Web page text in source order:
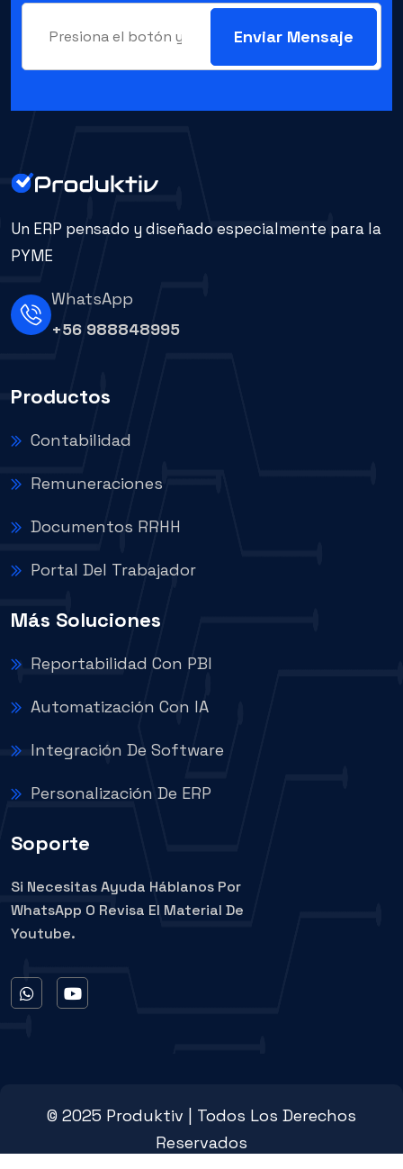
Enviar Mensaje
Un ERP pensado y diseñado especialmente para la
PYME
WhatsApp
+56 988848995
Productos
Contabilidad
Remuneraciones
Documentos RRHH
Portal Del Trabajador
Más Soluciones
Reportabilidad Con PBI
Automatización Con IA
Integración De Software
Personalización De ERP
Soporte
Si Necesitas Ayuda Háblanos Por
WhatsApp O Revisa El Material De
Youtube.
© 2025 Produktiv | Todos Los Derechos
Reservados